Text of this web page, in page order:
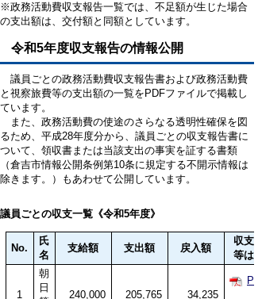
※政務活動費収支報告一覧では、不足額が生じた場合
の支出額は、交付額と同額としています。
令和5年度収支報告の情報公開
議員ごとの政務活動費収支報告書および政務活動費
と視察旅費等の支出額の一覧をPDFファイルで掲載し
ています。
また、政務活動費の使途のさらなる透明性確保を図
るため、平成28年度分から、議員ごとの収支報告書に
ついて、領収書または当該支出の事実を証する書類
（倉吉市情報公開条例第10条に規定する不開示情報は
除きます。）もあわせて公開しています。
議員ごとの収支一覧《令和5年度》
No.
氏
名
支給額 支出額 戻入額
収支
等は
1
朝
日
240,000 205,765 34,235